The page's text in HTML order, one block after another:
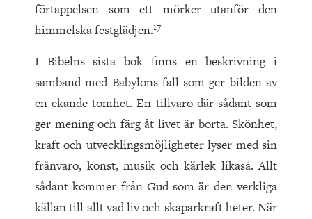
förtappelsen som ett mörker utanför den
himmelska festglädjen.17
I Bibelns sista bok finns en beskrivning i
samband med Babylons fall som ger bilden av
en ekande tomhet. En tillvaro där sådant som
ger mening och färg åt livet är borta. Skönhet,
kraft och utvecklingsmöjligheter lyser med sin
frånvaro, konst, musik och kärlek likaså. Allt
sådant kommer från Gud som är den verkliga
källan till allt vad liv och skaparkraft heter. När